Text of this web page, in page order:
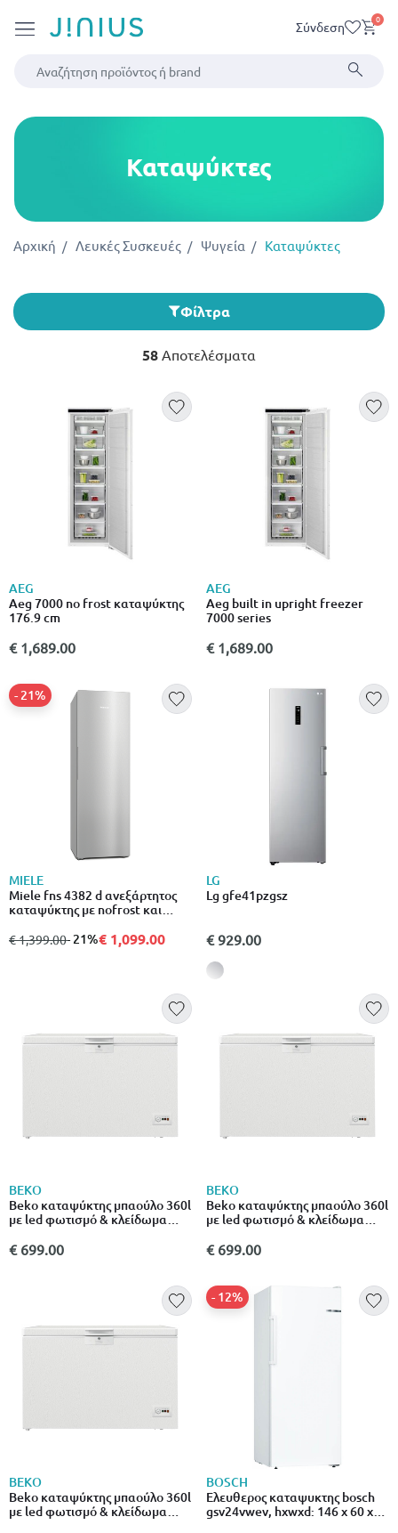
Σύνδεση 0
Καταψύκτες
Αρχική Λευκές Συσκευές Ψυγεία Καταψύκτες
Φίλτρα
58 Αποτελέσματα
AEG
Aeg 7000 no frost καταψύκτης
176.9 cm
€ 1,689.00
AEG
Aeg built in upright freezer
7000 series
€ 1,689.00
MIELE
Miele fns 4382 d ανεξάρτητος
καταψύκτης με nofrost και
side-by-side (hxwxd)185.5 x 60 x
από
€ 1,399.00σε
- 21%
- 21%€ 1,099.00
LG
Lg gfe41pzgsz
€ 929.00
BEKO
Beko καταψύκτης μπαούλο 360l
με led φωτισμό & κλείδωμα
€ 699.00
BEKO
Beko καταψύκτης μπαούλο 360l
με led φωτισμό & κλείδωμα
€ 699.00
BEKO
Beko καταψύκτης μπαούλο 360l
με led φωτισμό & κλείδωμα
BOSCH
Ελευθερος καταψυκτης bosch
gsv24vwev, hxwxd: 146 x 60 x
- 12%